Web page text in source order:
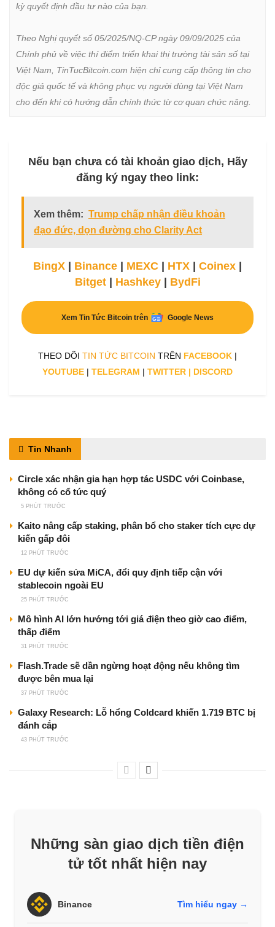
kỳ quyết định đầu tư nào của bạn.
Theo Nghị quyết số 05/2025/NQ-CP ngày 09/09/2025 của
Chính phủ về việc thí điểm triển khai thị trường tài sản số tại
Việt Nam, TinTucBitcoin.com hiện chỉ cung cấp thông tin cho
độc giả quốc tế và không phục vụ người dùng tại Việt Nam
cho đến khi có hướng dẫn chính thức từ cơ quan chức năng.
Nếu bạn chưa có tài khoản giao dịch, Hãy
đăng ký ngay theo link:
Xem thêm: Trump chấp nhận điều khoản
đạo đức, dọn đường cho Clarity Act
BingX | Binance | MEXC | HTX | Coinex |
Bitget| Hashkey| BydFi
Xem Tin Tức Bitcoin trên Google News
THEO DÕI TIN TỨC BITCOIN TRÊN FACEBOOK |
YOUTUBE | TELEGRAM | TWITTER | DISCORD
Tin Nhanh
Circle xác nhận gia hạn hợp tác USDC với Coinbase,
không có cổ tức quý
5 PHÚT TRƯỚC
Kaito nâng cấp staking, phân bổ cho staker tích cực dự
kiến gấp đôi
12 PHÚT TRƯỚC
EU dự kiến sửa MiCA, đổi quy định tiếp cận với
stablecoin ngoài EU
25 PHÚT TRƯỚC
Mô hình AI lớn hướng tới giá điện theo giờ cao điểm,
thấp điểm
31 PHÚT TRƯỚC
Flash.Trade sẽ dần ngừng hoạt động nếu không tìm
được bên mua lại
37 PHÚT TRƯỚC
Galaxy Research: Lỗ hổng Coldcard khiến 1.719 BTC bị
đánh cắp
43 PHÚT TRƯỚC
Những sàn giao dịch tiền điện
tử tốt nhất hiện nay
Binance Tìm hiểu ngay →